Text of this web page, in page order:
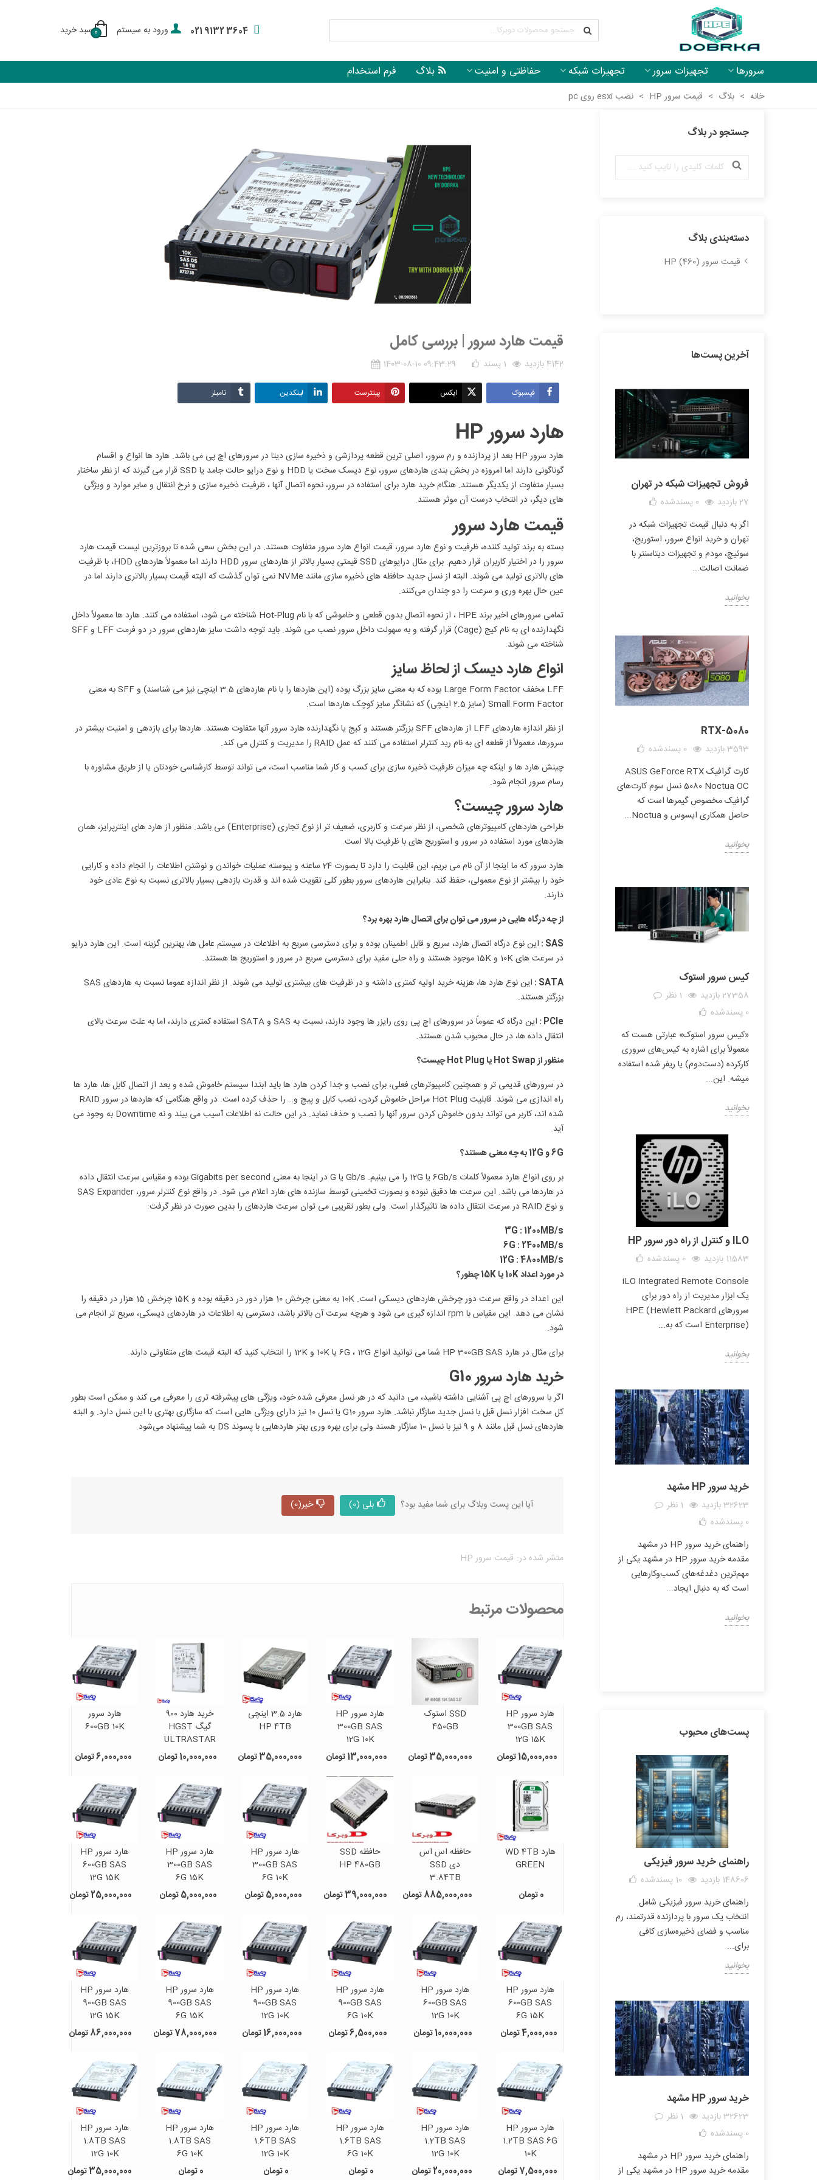
021 9132 3604 ورود به سیستم 0سبد خرید
سرورها تجهیزات سرور تجهیزات شبکه حفاظتی و امنیت بلاگ فرم استخدام
خانه > بلاگ > قیمت سرور HP > نصب esxi روی pc
جستجو در بلاگ
دسته‌بندی بلاگ
قیمت سرور HP (460)
آخرین پست‌ها
فروش تجهیزات شبکه در تهران
27 بازدید 0 پسندشده
اگر به دنبال قیمت تجهیزات شبکه در
تهران و خرید انواع سرور، استوریج،
سوئیچ، مودم و تجهیزات دیتاسنتر با
ضمانت اصالت...
بخوانید
RTX-5080
3593 بازدید 0 پسندشده
کارت گرافیک ASUS GeForce RTX
5080 Noctua OC نسل سوم کارت‌های
گرافیک مخصوص گیمرها است که
حاصل همکاری ایسوس و Noctua...
بخوانید
کیس سرور استوک
27358 بازدید
1 نظر
0 پسندشده
«کیس سرور استوک» عبارتی هست که
معمولاً برای اشاره به کیس‌های سروری
کارکرده (دست‌دوم) یا ریفر شده استفاده
میشه. این...
بخوانید
ILO و کنترل از راه دور سرور HP
11583 بازدید 0 پسندشده
iLO Integrated Remote Console
یک ابزار مدیریت از راه دور برای
سرورهای HPE (Hewlett Packard
Enterprise) است که به...
بخوانید
خرید سرور HP مشهد
32623 بازدید
1 نظر
0 پسندشده
راهنمای خرید سرور HP در مشهد
مقدمه خرید سرور HP در مشهد یکی از
مهم‌ترین دغدغه‌های کسب‌وکارهایی
است که به دنبال ایجاد...
بخوانید
پست‌های محبوب
راهنمای خرید سرور فیزیکی
148606 بازدید 10 پسندشده
راهنمای خرید سرور فیزیکی شامل
انتخاب یک سرور با پردازنده قدرتمند، رم
مناسب و فضای ذخیره‌سازی کافی
برای...
بخوانید
خرید سرور HP مشهد
32623 بازدید
1 نظر
0 پسندشده
راهنمای خرید سرور HP در مشهد
مقدمه خرید سرور HP در مشهد یکی از
قیمت هارد سرور | بررسی کامل
4142 بازدید 1 پسند 1403-08-10 09:43:29
فیسبوک ایکس پینترست لینکدین تامبلر
هارد سرور HP
هارد سرور HP بعد از پردازنده و رم سرور، اصلی ترین قطعه پردازشی و ذخیره سازی دیتا در سرورهای اچ پی می باشد. هارد ها انواع و اقسام
گوناگونی دارند اما امروزه در بخش بندی هاردهای سرور، نوع دیسک سخت یا HDD و نوع درایو حالت جامد یا SSD قرار می گیرند که از نظر ساختار
بسیار متفاوت از یکدیگر هستند. هنگام خرید هارد برای استفاده در سرور، نحوه اتصال آنها ، ظرفیت ذخیره سازی و نرخ انتقال و سایر موارد و ویژگی
های دیگر، در انتخاب درست آن موثر هستند.
قیمت هارد سرور
بسته به برند تولید کننده، ظرفیت و نوع هارد سرور، قیمت انواع هارد سرور متفاوت هستند. در این بخش سعی شده تا بروزترین لیست قیمت هارد
سرور را در اختیار کاربران قرار دهیم. برای مثال درایوهای SSD قیمتی بسیار بالاتر از هاردهای سرور HDD دارند اما معمولاً هاردهای HDD، با ظرفیت
های بالاتری تولید می شوند. البته از نسل جدید حافظه های ذخیره سازی مانند NVMe نمی توان گذشت که البته قیمت بسیار بالاتری دارند اما در
عین حال بهره وری و سرعت را دو چندان می‌کنند.
تمامی سرورهای اخیر برند HPE ، از نحوه اتصال بدون قطعی و خاموشی که با نام Hot-Plug شناخته می شود، استفاده می کنند. هارد ها معمولاً داخل
نگهدارنده ای به نام کیج (Cage) قرار گرفته و به سهولت داخل سرور نصب می شوند. باید توجه داشت سایز هاردهای سرور در دو فرمت LFF و SFF
شناخته می شوند.
انواع هارد دیسک از لحاظ سایز
LFF مخفف Large Form Factor بوده که به معنی سایز بزرگ بوده (این هاردها را با نام هاردهای 3.5 اینچی نیز می شناسند) و SFF به معنی
Small Form Factor (سایز 2.5 اینچی) که نشانگر سایز کوچک هاردها است.
از نظر اندازه هاردهای LFF از هاردهای SFF بزرگتر هستند و کیج یا نگهدارنده هارد سرور آنها متفاوت هستند. هاردها برای بازدهی و امنیت بیشتر در
سرورها، معمولاً از قطعه ای به نام رید کنترلراستفاده می کنند که عمل RAID را مدیریت و کنترل می کند.
چینش هارد ها و اینکه چه میزان ظرفیت ذخیره سازی برای کسب و کار شما مناسب است، می تواند توسط کارشناسی خودتان یا از طریق مشاوره با
رسام سرور انجام شود.
هارد سرور چیست؟
طراحی هاردهای کامپیوترهای شخصی، از نظر سرعت و کاربری، ضعیف تر از نوع تجاری (Enterprise) می باشد. منظور از هارد های اینترپرایز، همان
هاردهای مورد استفاده در سرور و استوریج های با ظرفیت بالا است.
هارد سرور که ما اینجا از آن نام می بریم، این قابلیت را دارد تا بصورت 24 ساعته و پیوسته عملیات خواندن و نوشتن اطلاعات را انجام داده و کارایی
خود را بیشتر از نوع معمولی، حفظ کند. بنابراین هاردهای سرور بطور کلی تقویت شده اند و قدرت بازدهی بسیار بالاتری نسبت به نوع عادی خود
دارند.
از چه درگاه هایی در سرور می توان برای اتصال هارد بهره برد؟
SAS : این نوع درگاه اتصال هارد، سریع و قابل اطمینان بوده و برای دسترسی سریع به اطلاعات در سیستم عامل ها، بهترین گزینه است. این هارد درایو
در سرعت های 10K و 15K موجود هستند و راه حلی مفید برای دسترسی سریع در سرور و استوریج ها هستند.
SATA :
این نوع هارد ها، هزینه خرید اولیه کمتری داشته و در ظرفیت های بیشتری تولید می شوند. از نظر اندازه عموما نسبت به هاردهای SAS
بزرگتر هستند.
PCIe :
این درگاه که عموماً در سرورهای اچ پی روی رایزر ها وجود دارند، نسبت به SAS و SATA استفاده کمتری دارند، اما به علت سرعت بالای
انتقال داده ها، در حال محبوب شدن هستند.
منظور از Hot Swap یا Hot Plug چیست؟
در سرورهای قدیمی تر و همچنین کامپیوترهای فعلی، برای نصب و جدا کردن هارد ها باید ابتدا سیستم خاموش شده و بعد از اتصال کابل ها، هارد ها
راه اندازی می شوند. قابلیت Hot Plug مراحل خاموش کردن، نصب کابل و پیچ و… را حذف کرده است. در واقع هنگامی که هاردها در سرور RAID
شده اند، کاربر می تواند بدون خاموش کردن سرور آنها را نصب و حذف نماید. در این حالت نه اطلاعات آسیب می بیند و نه Downtime به وجود می
آید.
6G و 12G به چه معنی هستند؟
بر روی انواع هارد معمولاً کلمات 6Gb/s یا 12G را می بینیم. Gb/s یا G در اینجا به معنی Gigabits per second بوده و مقیاس سرعت انتقال داده
در هاردها می باشد. این سرعت ها دقیق نبوده و بصورت تخمینی توسط سازنده های هارد اعلام می شود. در واقع نوع کنترلر سرور، SAS Expander
و نوع RAID در سرعت انتقال داده ها تاثیرگذار است. ولی بطور تقریبی می توان سرعت هاردهای را بدین صورت در نظر گرفت:
3G : 1200MB/s
6G : 2400MB/s
12G : 4800MB/s
در مورد اعداد 10K یا 15K چطور؟
این اعداد در واقع سرعت دور چرخش هاردهای دیسکی است. 10K به معنی چرخش 10 هزار دور در دقیقه بوده و 15K چرخش 15 هزار در دقیقه را
نشان می دهد. این مقیاس با rpm اندازه گیری می شود و هرچه سرعت آن بالاتر باشد، دسترسی به اطلاعات در هاردهای دیسکی، سریع تر انجام می
شود.
برای مثال در هارد HP 300GB SAS شما می توانید انواع 6G ، 12G یا 10K و 12K را انتخاب کنید که البته قیمت های متفاوتی دارند.
خرید هارد سرور G10
اگر با سرورهای اچ پی آشنایی داشته باشید، می دانید که در هر نسل معرفی شده خود، ویژگی های پیشرفته تری را معرفی می کند و ممکن است بطور
کل سخت افزار نسل قبل با نسل جدید سازگار نباشد. هارد سرور G10 یا نسل 10 نیز دارای ویژگی هایی است که سازگاری بهتری با این نسل دارد. و البته
هاردهای نسل قبل مانند 8 و 9 نیز با نسل 10 سازگار هسند ولی برای بهره وری بهتر هاردهایی با پسوند DS به شما پیشنهاد می‌شود.
آیا این پست وبلاگ برای شما مفید بود؟ بلی (0) خیر(0)
متشر شده در: قیمت سرور HP
محصولات مرتبط
هارد سرور HP
300GB SAS
12G 15K
15,000,000 تومان
SSD استوک
450GB
35,000,000 تومان
هارد سرور HP
300GB SAS
12G 10K
13,000,000 تومان
هارد 3.5 اینچی
HP 4TB
35,000,000 تومان
خرید هارد ۹۰۰
گیگ HGST
ULTRASTAR
900GB 10K
SAS
10,000,000 تومان
هارد سرور
600GB 10K
6,000,000 تومان
هارد WD 4TB
GREEN
0 تومان
حافظه اس اس
دی SSD
3.84TB
SATA MU
SFF
885,000,000 تومان
حافظه SSD‌
HP 480GB
39,000,000 تومان
هارد سرور HP
300GB SAS
6G 10K
5,000,000 تومان
هارد سرور HP
300GB SAS
6G 15K
5,000,000 تومان
هارد سرور HP
600GB SAS
12G 15K
25,000,000 تومان
هارد سرور HP
600GB SAS
6G 15K
4,000,000 تومان
هارد سرور HP
600GB SAS
12G 10K
10,000,000 تومان
هارد سرور HP
900GB SAS
6G 10K
6,500,000 تومان
هارد سرور HP
900GB SAS
12G 10K
16,000,000 تومان
هارد سرور HP
900GB SAS
6G 15K
78,000,000 تومان
هارد سرور HP
900GB SAS
12G 15K
86,000,000 تومان
هارد سرور HP
1.2TB SAS 6G
10K
7,500,000 تومان
هارد سرور HP
1.2TB SAS
12G 10K
20,000,000 تومان
هارد سرور HP
1.6TB SAS
6G 10K
0 تومان
هارد سرور HP
1.6TB SAS
12G 10K
0 تومان
هارد سرور HP
1.8TB SAS
6G 10K
0 تومان
هارد سرور HP
1.8TB SAS
12G 10K
35,000,000 تومان